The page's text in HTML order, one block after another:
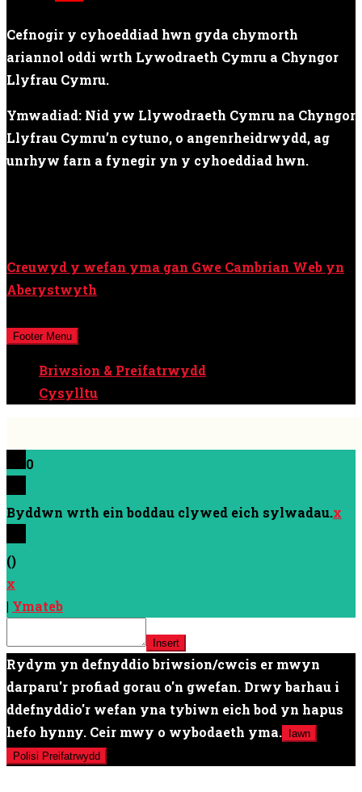
Cefnogir y cyhoeddiad hwn gyda chymorth
ariannol oddi wrth Lywodraeth Cymru a Chyngor
Llyfrau Cymru.
Ymwadiad: Nid yw Llywodraeth Cymru na Chyngor
Llyfrau Cymru’n cytuno, o angenrheidrwydd, ag
unrhyw farn a fynegir yn y cyhoeddiad hwn.
Creuwyd y wefan yma gan Gwe Cambrian Web yn
Aberystwyth
Footer Menu
Briwsion & Preifatrwydd
Cysylltu
0
Byddwn wrth ein boddau clywed eich sylwadau.x
()
x
| Ymateb
Insert
Rydym yn defnyddio briwsion/cwcis er mwyn
darparu'r profiad gorau o'n gwefan. Drwy barhau i
ddefnyddio'r wefan yna tybiwn eich bod yn hapus
hefo hynny. Ceir mwy o wybodaeth yma.
Iawn
Polisi Preifatrwydd